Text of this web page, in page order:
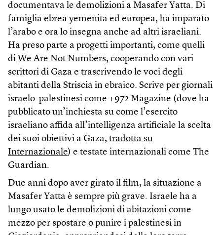
documentava le demolizioni a Masafer Yatta. Di
famiglia ebrea yemenita ed europea, ha imparato
l’arabo e ora lo insegna anche ad altri israeliani.
Ha preso parte a progetti importanti, come quelli
di We Are Not Numbers, cooperando con vari
scrittori di Gaza e trascrivendo le voci degli
abitanti della Striscia in ebraico. Scrive per giornali
israelo-palestinesi come +972 Magazine (dove ha
pubblicato un’inchiesta su come l’esercito
israeliano affida all’intelligenza artificiale la scelta
dei suoi obiettivi a Gaza, tradotta su
Internazionale) e testate internazionali come The
Guardian.
Due anni dopo aver girato il film, la situazione a
Masafer Yatta è sempre più grave. Israele ha a
lungo usato le demolizioni di abitazioni come
mezzo per spostare o punire i palestinesi in